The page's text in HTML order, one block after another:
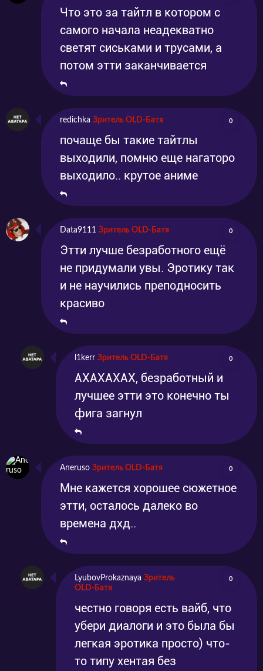
Что это за тайтл в котором с
самого начала неадекватно
светят сиськами и трусами, а
потом этти заканчивается
redichka Зритель OLD-Батя 0
почаще бы такие тайтлы
выходили, помню еще нагаторо
выходило.. крутое аниме
Data9111 Зритель OLD-Батя 0
Этти лучше безработного ещё
не придумали увы. Эротику так
и не научились преподносить
красиво
l1kerr Зритель OLD-Батя 0
АХАХАХАХ, безработный и
лучшее этти это конечно ты
фига загнул
Aneruso Зритель OLD-Батя 0
Мне кажется хорошее сюжетное
этти, осталось далеко во
времена дхд..
LyubovProkaznaya Зритель
OLD-Батя
0
честно говоря есть вайб, что
убери диалоги и это была бы
легкая эротика просто) что-
то типу хентая без